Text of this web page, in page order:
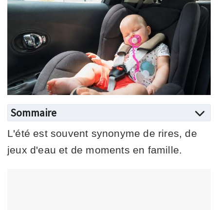
Sommaire
L'été est souvent synonyme de rires, de
jeux d'eau et de moments en famille.